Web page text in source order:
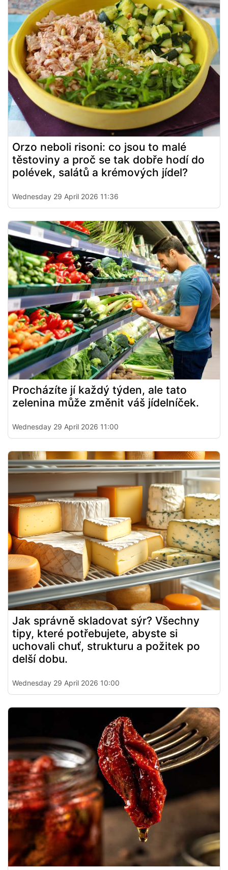
Orzo neboli risoni: co jsou to malé
těstoviny a proč se tak dobře hodí do
polévek, salátů a krémových jídel?
Wednesday 29 April 2026 11:36
Procházíte jí každý týden, ale tato
zelenina může změnit váš jídelníček.
Wednesday 29 April 2026 11:00
Jak správně skladovat sýr? Všechny
tipy, které potřebujete, abyste si
uchovali chuť, strukturu a požitek po
delší dobu.
Wednesday 29 April 2026 10:00